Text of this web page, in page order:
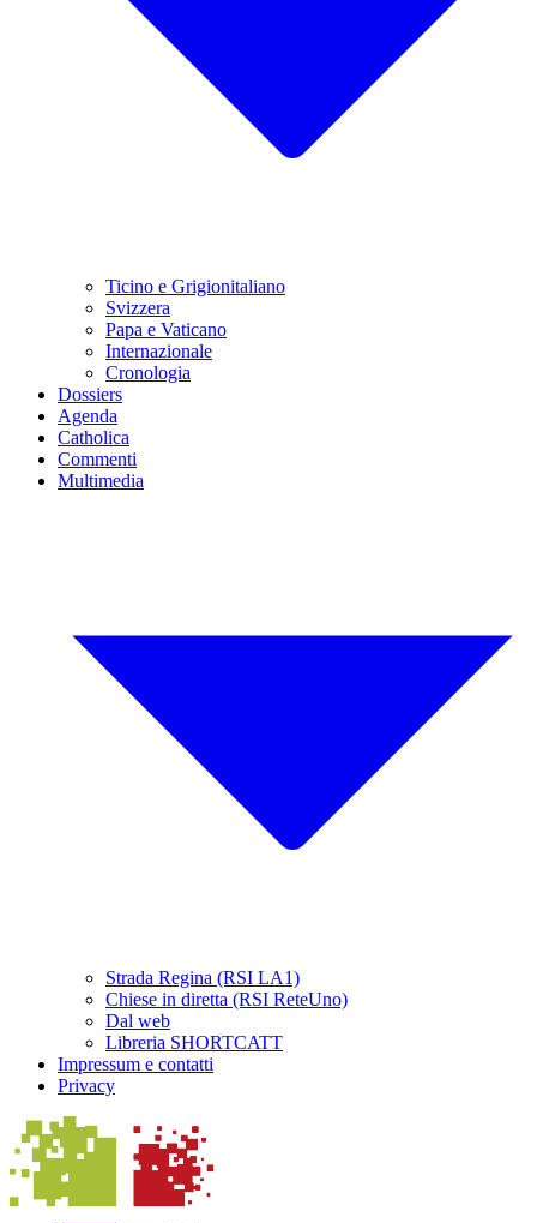
Ticino e Grigionitaliano
Svizzera
Papa e Vaticano
Internazionale
Cronologia
Dossiers
Agenda
Catholica
Commenti
Multimedia
Strada Regina (RSI LA1)
Chiese in diretta (RSI ReteUno)
Dal web
Libreria SHORTCATT
Impressum e contatti
Privacy